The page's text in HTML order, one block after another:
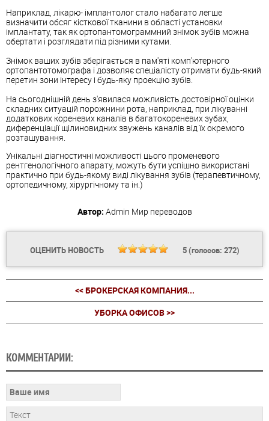
Наприклад, лікарю- імплантолог стало набагато легше
визначити обсяг кісткової тканини в області установки
імплантату, так як ортопантомограммний знімок зубів можна
обертати і розглядати під різними кутами.
Знімок ваших зубів зберігається в пам'яті комп'ютерного
ортопантотомографа і дозволяє спеціалісту отримати будь-який
перетин зони інтересу і будь-яку проекцію зубів.
На сьогоднішній день з'явилася можливість достовірної оцінки
складних ситуацій порожнини рота, наприклад, при лікуванні
додаткових кореневих каналів в багатокореневих зубах,
диференціації щілиновидних звужень каналів від їх окремого
розташування.
Унікальні діагностичні можливості цього променевого
рентгенологічного апарату, можуть бути успішно використані
практично при будь-якому виді лікування зубів (терапевтичному,
ортопедичному, хірургічному та ін.)
Автор: Admin Мир переводов
ОЦЕНИТЬ НОВОСТЬ 5(голосов: 272)
<< БРОКЕРСКАЯ КОМПАНИЯ...
УБОРКА ОФИСОВ >>
КОММЕНТАРИИ: